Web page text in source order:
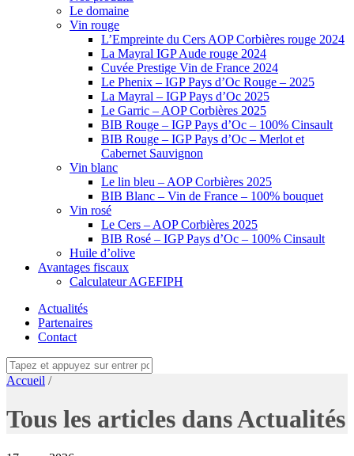
Le domaine
Vin rouge
L’Empreinte du Cers AOP Corbières rouge 2024
La Mayral IGP Aude rouge 2024
Cuvée Prestige Vin de France 2024
Le Phenix – IGP Pays d’Oc Rouge – 2025
La Mayral – IGP Pays d’Oc 2025
Le Garric – AOP Corbières 2025
BIB Rouge – IGP Pays d’Oc – 100% Cinsault
BIB Rouge – IGP Pays d’Oc – Merlot et
Cabernet Sauvignon
Vin blanc
Le lin bleu – AOP Corbières 2025
BIB Blanc – Vin de France – 100% bouquet
Vin rosé
Le Cers – AOP Corbières 2025
BIB Rosé – IGP Pays d’Oc – 100% Cinsault
Huile d’olive
Avantages fiscaux
Calculateur AGEFIPH
Actualités
Partenaires
Contact
Accueil /
Tous les articles dans Actualités